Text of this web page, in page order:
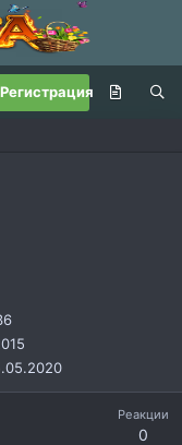
Регистрация
Реакции
0